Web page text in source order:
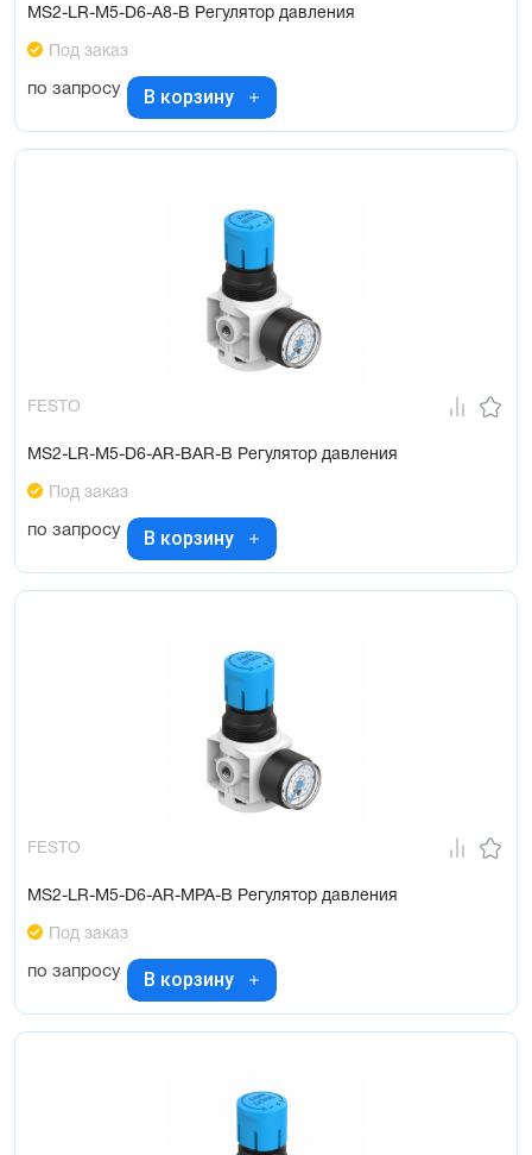
MS2-LR-M5-D6-A8-B Регулятор давления
Под заказ
по запросу В корзину
FESTO
MS2-LR-M5-D6-AR-BAR-B Регулятор давления
Под заказ
по запросу В корзину
FESTO
MS2-LR-M5-D6-AR-MPA-B Регулятор давления
Под заказ
по запросу В корзину